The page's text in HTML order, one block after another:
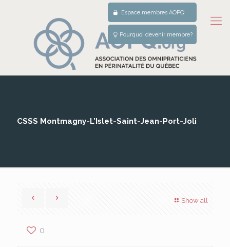
Espace membres AOPQ
Pourquoi devenir membre?
CSSS Montmagny-L’Islet-Saint-Jean-Port-Joli
Show all
0